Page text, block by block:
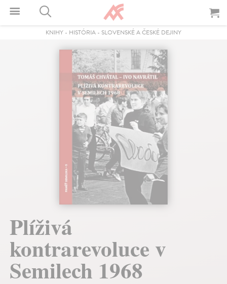
KNIHY - HISTÓRIA - SLOVENSKÉ A ČESKÉ DEJINY
Plíživá
kontrarevoluce v
Semilech 1968